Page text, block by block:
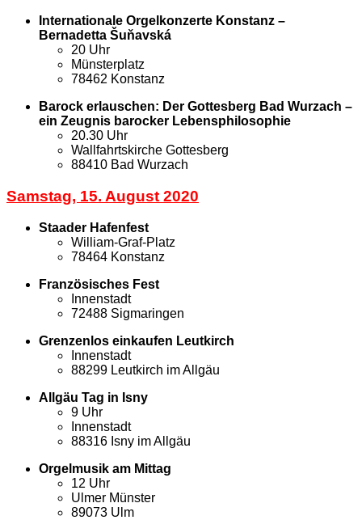
Internationale Orgelkonzerte Konstanz –
Bernadetta Šuňavská
20 Uhr
Münsterplatz
78462 Konstanz
Barock erlauschen: Der Gottesberg Bad Wurzach –
ein Zeugnis barocker Lebensphilosophie
20.30 Uhr
Wallfahrtskirche Gottesberg
88410 Bad Wurzach
Samstag, 15. August 2020
Staader Hafenfest
William-Graf-Platz
78464 Konstanz
Französisches Fest
Innenstadt
72488 Sigmaringen
Grenzenlos einkaufen Leutkirch
Innenstadt
88299 Leutkirch im Allgäu
Allgäu Tag in Isny
9 Uhr
Innenstadt
88316 Isny im Allgäu
Orgelmusik am Mittag
12 Uhr
Ulmer Münster
89073 Ulm